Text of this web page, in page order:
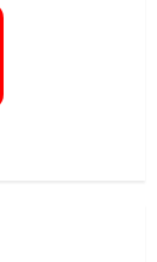
हेयर’ का